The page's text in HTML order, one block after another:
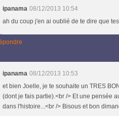
ipanama 08/12/2013 10:54
ah du coup j'en ai oublié de te dire que
ipanama 08/12/2013 10:53
et bien Joelle, je te souhaite un TRES
(dont je fais partie).<br /> Et une pensée
dans l'histoire...<br /> Bisous et bon